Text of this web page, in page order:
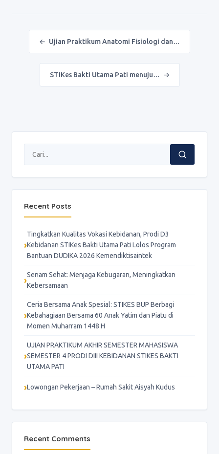
Post navigation
← Ujian Praktikum Anatomi Fisiologi dan…
STIKes Bakti Utama Pati menuju… →
Recent Posts
Tingkatkan Kualitas Vokasi Kebidanan, Prodi D3
Kebidanan STIKes Bakti Utama Pati Lolos Program
Bantuan DUDIKA 2026 Kemendiktisaintek
Senam Sehat: Menjaga Kebugaran, Meningkatkan
Kebersamaan
Ceria Bersama Anak Spesial: STIKES BUP Berbagi
Kebahagiaan Bersama 60 Anak Yatim dan Piatu di
Momen Muharram 1448 H
UJIAN PRAKTIKUM AKHIR SEMESTER MAHASISWA
SEMESTER 4 PRODI DIII KEBIDANAN STIKES BAKTI
UTAMA PATI
Lowongan Pekerjaan – Rumah Sakit Aisyah Kudus
Recent Comments